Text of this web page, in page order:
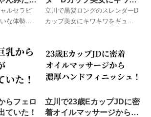
らった最
ルセラピ
な体勢で
ニング体
ワをギュルンギュルンで痙
攣寸前！？
立川で黒髪ロングのスレンダーD
カップ美女にキワキワをギュル
メンズエステでのハプニング体
験談！
らフェロ
ていた！
立川で23歳EカップJDに密
着オイルマッサージから濃